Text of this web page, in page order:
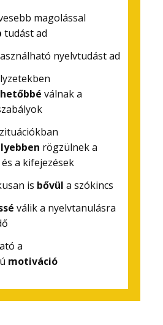
magolással
tudást ad
nyelvtudást ad
válnak a
rögzülnek a
a kifejezések
is bővül a szókincs
válik a nyelvtanulásra
a
motiváció